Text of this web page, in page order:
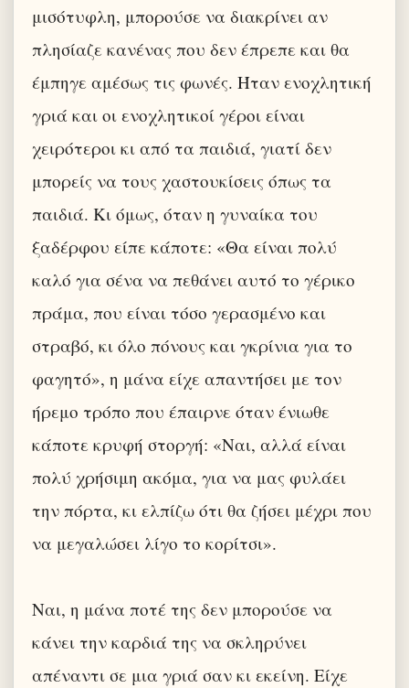
μισότυφλη, μπορούσε να διακρίνει αν
πλησίαζε κανένας που δεν έπρεπε και θα
έμπηγε αμέσως τις φωνές. Ήταν ενοχλητική
γριά και οι ενοχλητικοί γέροι είναι
χειρότεροι κι από τα παιδιά, γιατί δεν
μπορείς να τους χαστουκίσεις όπως τα
παιδιά. Κι όμως, όταν η γυναίκα του
ξαδέρφου είπε κάποτε: «Θα είναι πολύ
καλό για σένα να πεθάνει αυτό το γέρικο
πράμα, που είναι τόσο γερασμένο και
στραβό, κι όλο πόνους και γκρίνια για το
φαγητό», η μάνα είχε απαντήσει με τον
ήρεμο τρόπο που έπαιρνε όταν ένιωθε
κάποτε κρυφή στοργή: «Ναι, αλλά είναι
πολύ χρήσιμη ακόμα, για να μας φυλάει
την πόρτα, κι ελπίζω ότι θα ζήσει μέχρι που
να μεγαλώσει λίγο το κορίτσι».
Ναι, η μάνα ποτέ της δεν μπορούσε να
κάνει την καρδιά της να σκληρύνει
απέναντι σε μια γριά σαν κι εκείνη. Είχε